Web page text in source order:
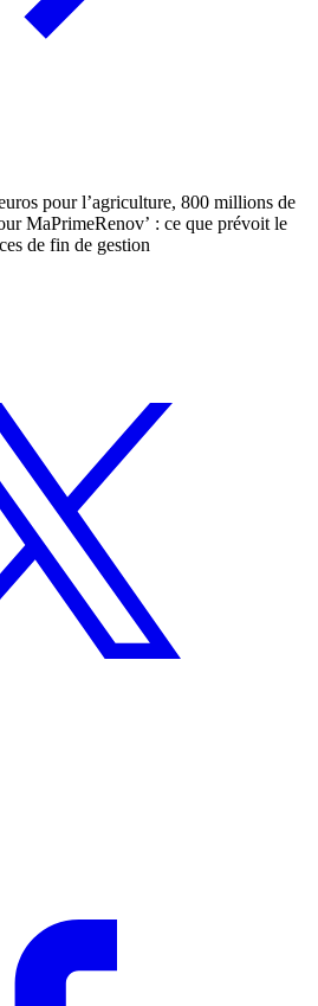
pour l’agriculture, 800 millions de
MaPrimeRenov’ : ce que prévoit le
de fin de gestion